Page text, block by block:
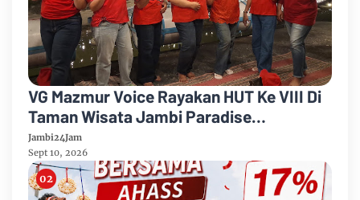
VG Mazmur Voice Rayakan HUT Ke VIII Di
Taman Wisata Jambi Paradise
Kabupaten Muarojambi
Jambi24Jam
Sept 10, 2026